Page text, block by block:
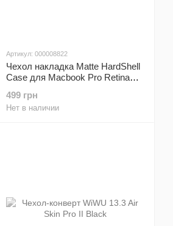
Артикул: 000008822
Чехол накладка Matte HardShell
Case для Macbook Pro Retina
499 грн
Нет в наличии